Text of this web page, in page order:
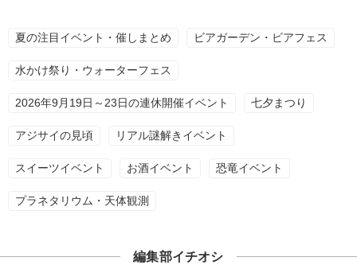
夏の注目イベント・催しまとめ ビアガーデン・ビアフェス
水かけ祭り・ウォーターフェス
2026年9月19日～23日の連休開催イベント 七夕まつり
アジサイの見頃 リアル謎解きイベント
スイーツイベント お酒イベント 恐竜イベント
プラネタリウム・天体観測
編集部イチオシ